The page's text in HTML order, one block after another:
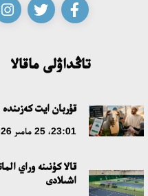
ابايدىڭ ادام تاربيەسى تۋرالى
مە؟
18:16، 20 شىلدە 2026
دامۋ باعىتى
تاڭداۋلى ماقالا
قۇربان ايت
23:01، 25 مامىر 2026
قالا كۇنىنە وراي
اشىلادى